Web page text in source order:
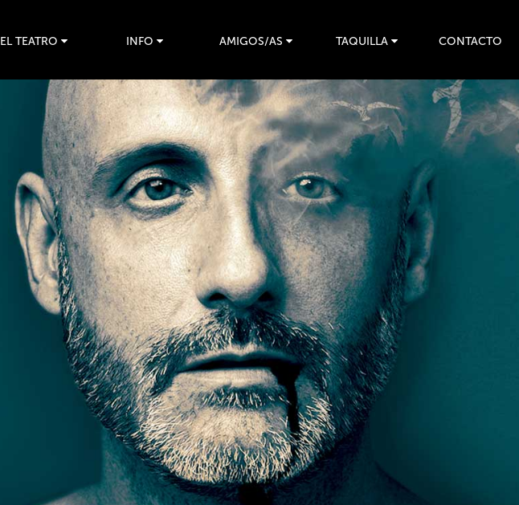
EL TEATRO INFO AMIGOS/AS TAQUILLA CONTACTO